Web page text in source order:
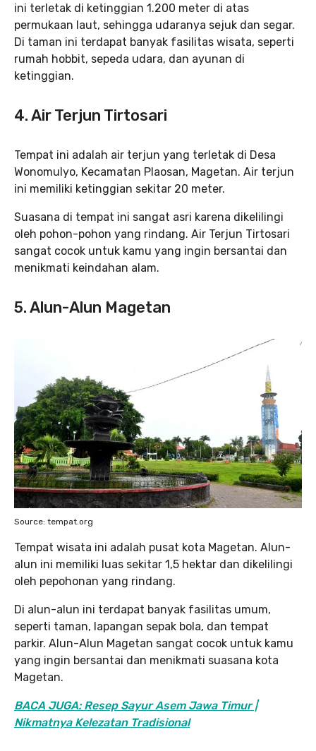
ini terletak di ketinggian 1.200 meter di atas
permukaan laut, sehingga udaranya sejuk dan segar.
Di taman ini terdapat banyak fasilitas wisata, seperti
rumah hobbit, sepeda udara, dan ayunan di
ketinggian.
4. Air Terjun Tirtosari
Tempat ini adalah air terjun yang terletak di Desa
Wonomulyo, Kecamatan Plaosan, Magetan. Air terjun
ini memiliki ketinggian sekitar 20 meter.
Suasana di tempat ini sangat asri karena dikelilingi
oleh pohon-pohon yang rindang. Air Terjun Tirtosari
sangat cocok untuk kamu yang ingin bersantai dan
menikmati keindahan alam.
5. Alun-Alun Magetan
Source: tempat.org
Tempat wisata ini adalah pusat kota Magetan. Alun-
alun ini memiliki luas sekitar 1,5 hektar dan dikelilingi
oleh pepohonan yang rindang.
Di alun-alun ini terdapat banyak fasilitas umum,
seperti taman, lapangan sepak bola, dan tempat
parkir. Alun-Alun Magetan sangat cocok untuk kamu
yang ingin bersantai dan menikmati suasana kota
Magetan.
BACA JUGA: Resep Sayur Asem Jawa Timur |
Nikmatnya Kelezatan Tradisional